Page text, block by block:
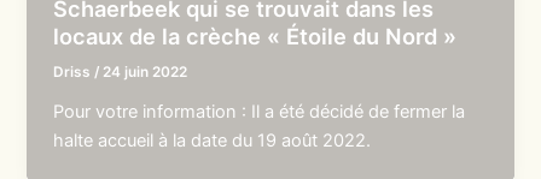
Schaerbeek qui se trouvait dans les
locaux de la crèche « Étoile du Nord »
Driss / 24 juin 2022
Pour votre information : Il a été décidé de fermer la
halte accueil à la date du 19 août 2022.